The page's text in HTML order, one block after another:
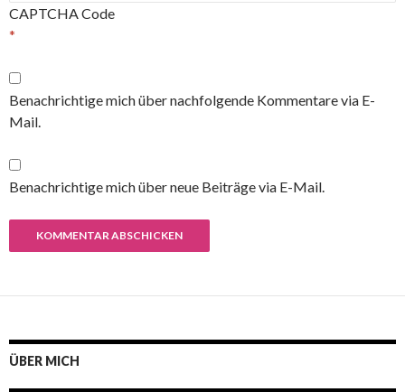
CAPTCHA Code
*
Benachrichtige mich über nachfolgende Kommentare via E-
Mail.
Benachrichtige mich über neue Beiträge via E-Mail.
ÜBER MICH